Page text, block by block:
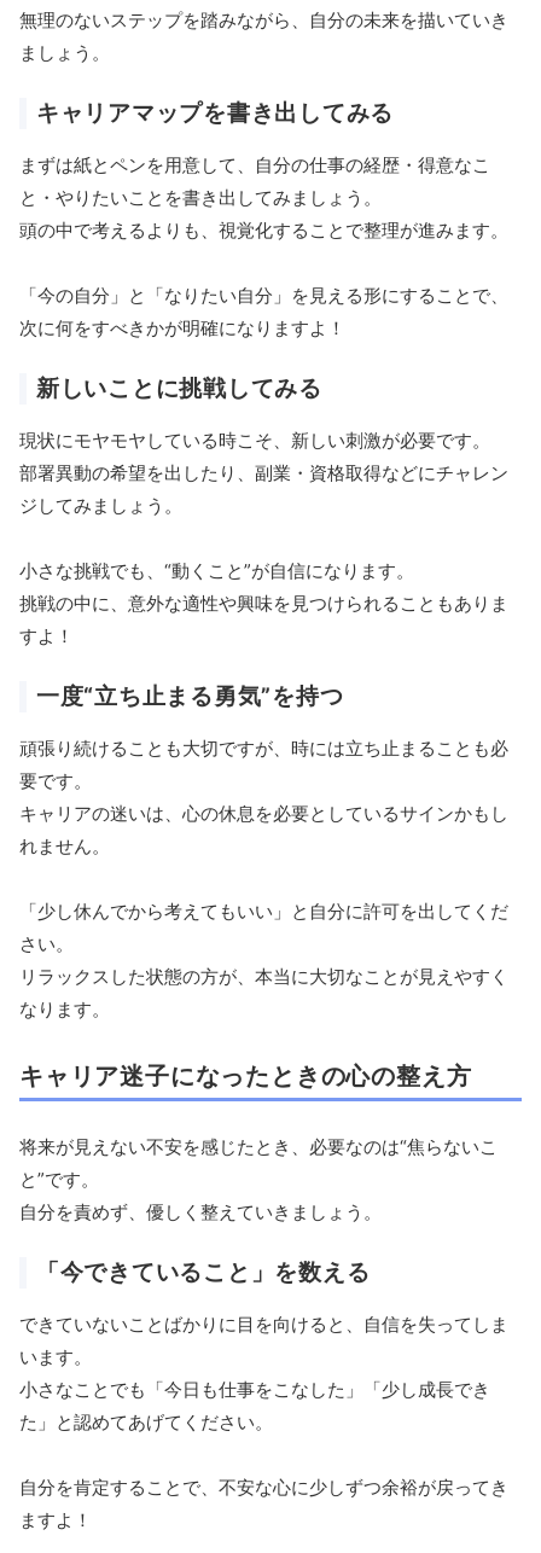
無理のないステップを踏みながら、自分の未来を描いていき
ましょう。
キャリアマップを書き出してみる
まずは紙とペンを用意して、自分の仕事の経歴・得意なこ
と・やりたいことを書き出してみましょう。
頭の中で考えるよりも、視覚化することで整理が進みます。
「今の自分」と「なりたい自分」を見える形にすることで、
次に何をすべきかが明確になりますよ！
新しいことに挑戦してみる
現状にモヤモヤしている時こそ、新しい刺激が必要です。
部署異動の希望を出したり、副業・資格取得などにチャレン
ジしてみましょう。
小さな挑戦でも、“動くこと”が自信になります。
挑戦の中に、意外な適性や興味を見つけられることもありま
すよ！
一度“立ち止まる勇気”を持つ
頑張り続けることも大切ですが、時には立ち止まることも必
要です。
キャリアの迷いは、心の休息を必要としているサインかもし
れません。
「少し休んでから考えてもいい」と自分に許可を出してくだ
さい。
リラックスした状態の方が、本当に大切なことが見えやすく
なります。
キャリア迷子になったときの心の整え方
将来が見えない不安を感じたとき、必要なのは“焦らないこ
と”です。
自分を責めず、優しく整えていきましょう。
「今できていること」を数える
できていないことばかりに目を向けると、自信を失ってしま
います。
小さなことでも「今日も仕事をこなした」「少し成長でき
た」と認めてあげてください。
自分を肯定することで、不安な心に少しずつ余裕が戻ってき
ますよ！